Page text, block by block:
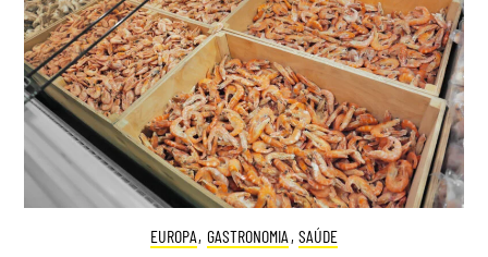
EUROPA, GASTRONOMIA , SAÚDE